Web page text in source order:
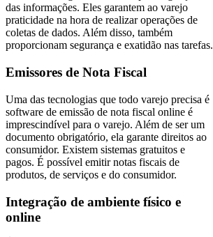
das informações. Eles garantem ao varejo
praticidade na hora de realizar operações de
coletas de dados. Além disso, também
proporcionam segurança e exatidão nas tarefas.
Emissores de Nota Fiscal
Uma das tecnologias que todo varejo precisa é
software de emissão de nota fiscal online é
imprescindível para o varejo. Além de ser um
documento obrigatório, ela garante direitos ao
consumidor. Existem sistemas gratuitos e
pagos. É possível emitir notas fiscais de
produtos, de serviços e do consumidor.
Integração de ambiente físico e
online